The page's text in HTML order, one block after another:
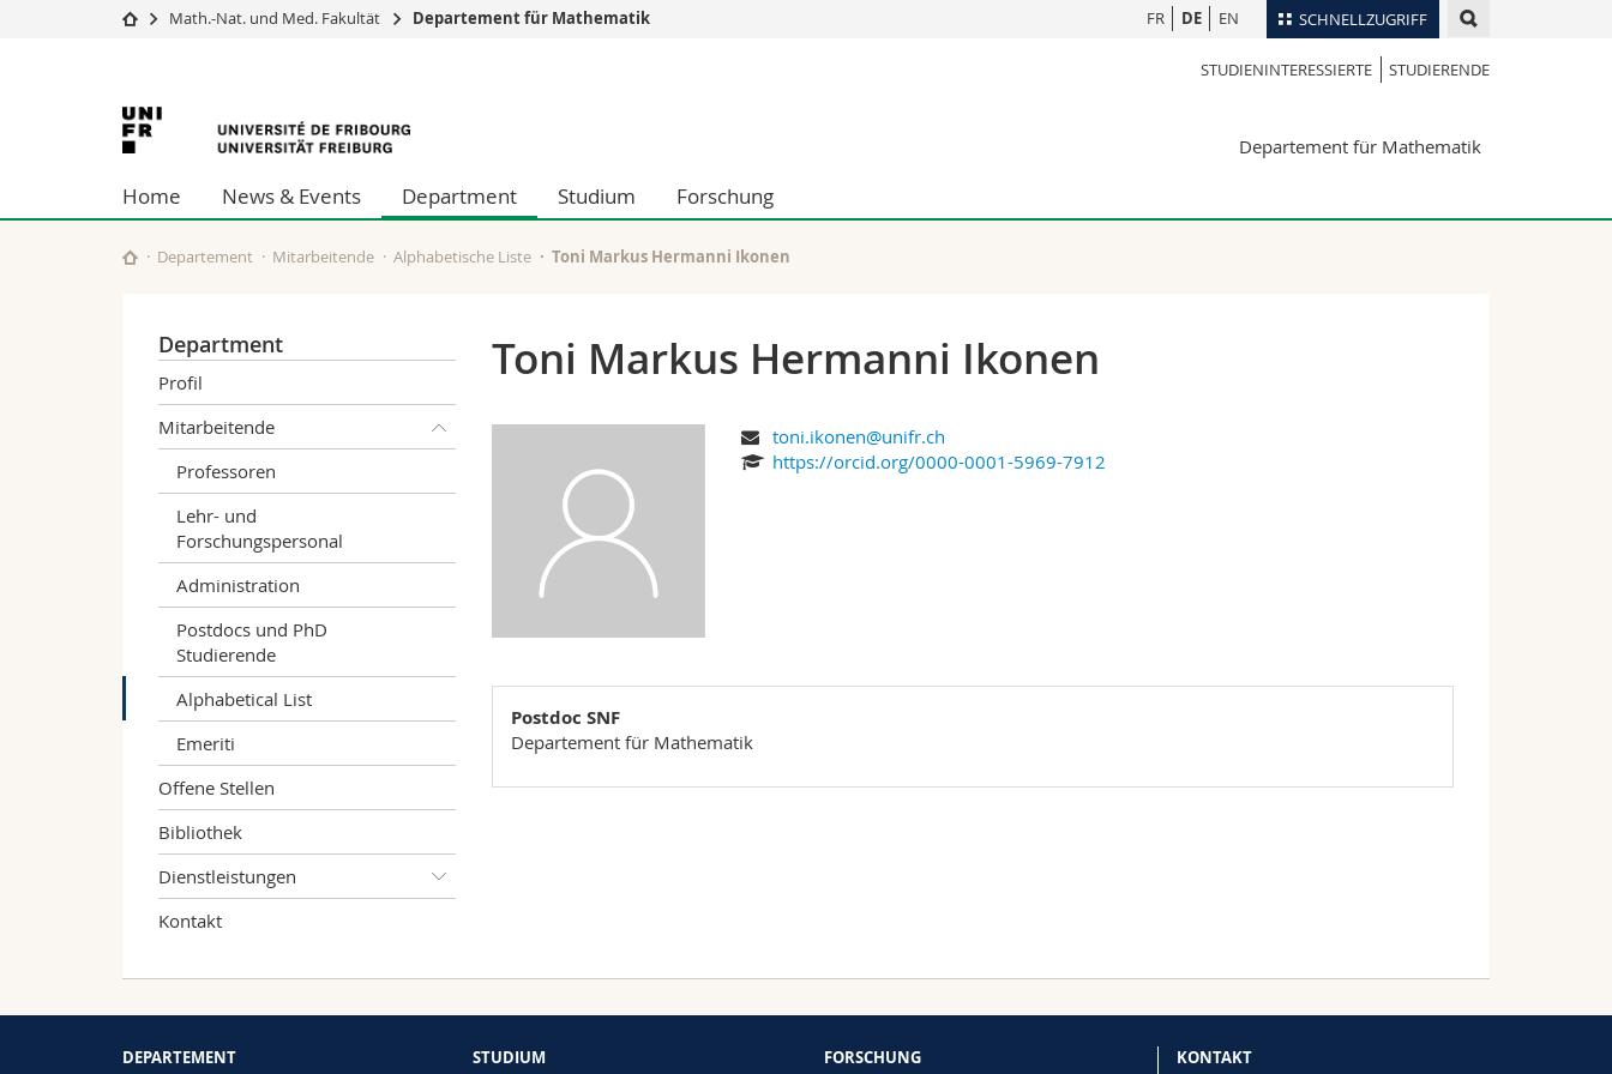
SCHNELLZUGRIFF
Studium
Campus
Universität
Weiterbildung
Theologische Fak.
Philosophische Fak.
Fak. für Erziehungs- und Bildungswissenschaften
Math.-Nat. und Med. Fak.
Interfakultär
Mitarbeitende
Personenverzeichnis
Bibliotheken
Vorlesungsverzeichnis
FR DE EN
Math.-Nat. und Med. Fakultät Departement für Mathematik
STUDIENINTERESSIERTE STUDIERENDE
Universität
Freiburg
Departement für Mathematik
Home News & Events Department Studium Forschung
Departement Mitarbeitende Alphabetische Liste Toni Markus Hermanni Ikonen
Department
Profil
Mitarbeitende
Professoren
Lehr- und
Forschungspersonal
Administration
Postdocs und PhD
Studierende
Alphabetical List
Emeriti
Offene Stellen
Bibliothek
Dienstleistungen
Kontakt
Toni Markus Hermanni Ikonen
toni.ikonen@unifr.ch
https://orcid.org/0000-0001-5969-7912
Postdoc SNF
Departement für Mathematik
DEPARTEMENT
STUDIUM
FORSCHUNG
KONTAKT